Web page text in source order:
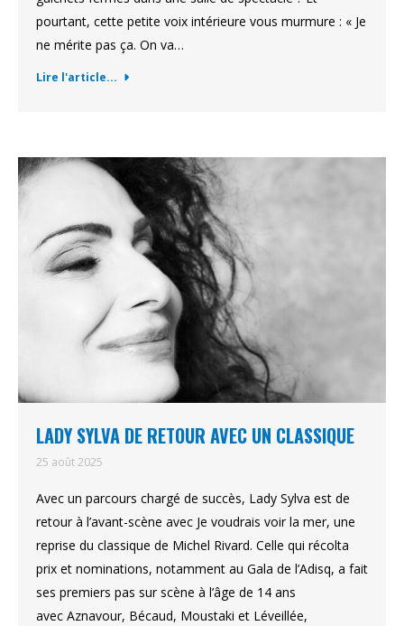
pourtant, cette petite voix intérieure vous murmure : « Je
ne mérite pas ça. On va…
Lire l'article...
LADY SYLVA DE RETOUR AVEC UN CLASSIQUE
25 août 2025
Avec un parcours chargé de succès, Lady Sylva est de
retour à l’avant-scène avec Je voudrais voir la mer, une
reprise du classique de Michel Rivard. Celle qui récolta
prix et nominations, notamment au Gala de l’Adisq, a fait
ses premiers pas sur scène à l’âge de 14 ans
avec Aznavour, Bécaud, Moustaki et Léveillée,